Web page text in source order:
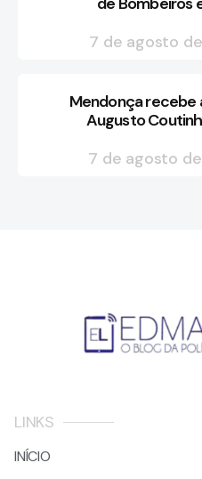
7 de agosto
Mendonça
Augusto
7 de agosto
LINKS
INÍCIO